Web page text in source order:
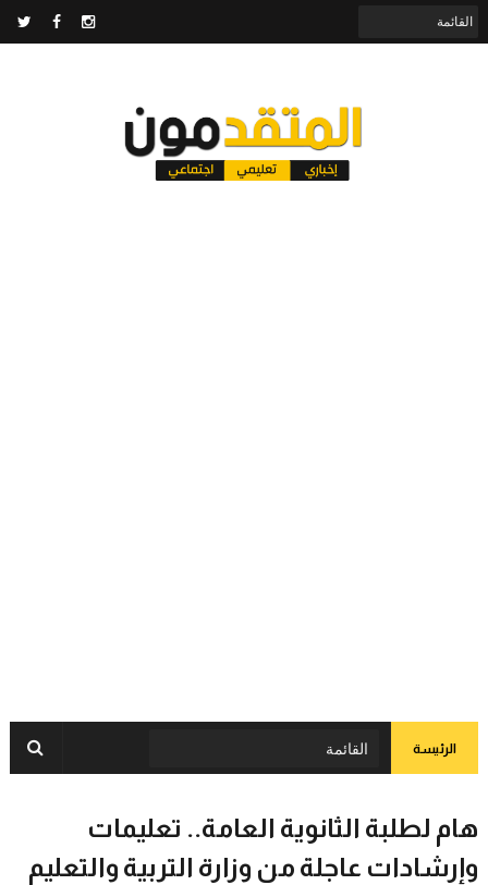
الرئيسة
هام لطلبة الثانوية العامة.. تعليمات
وإرشادات عاجلة من وزارة التربية والتعليم